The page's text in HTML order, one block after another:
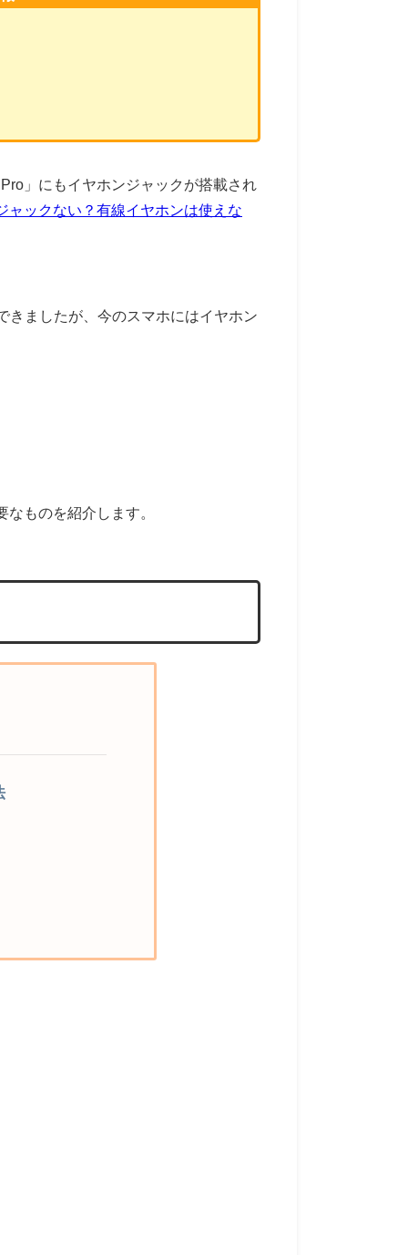
」にもイヤホンジャックが搭載され
ャックない？有線イヤホンは使えな
きましたが、今のスマホにはイヤホン
ものを紹介します。